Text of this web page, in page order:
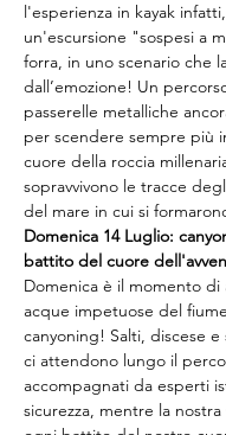
l'esperienza in kayak
un'escursione "sospesi a
forra, in uno scenario che
dall’emozione! Un
passerelle metalliche
per scendere sempre più
cuore della roccia
sopravvivono le tracce
del mare in cui si
Domenica 14 Luglio:
battito del cuore
Domenica è il momento di
acque impetuose del
canyoning! Salti, discese e
ci attendono lungo il
accompagnati da esperti
sicurezza, mentre la